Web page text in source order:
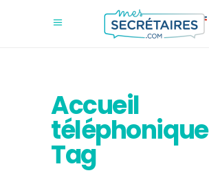
Accueil
téléphonique
Tag